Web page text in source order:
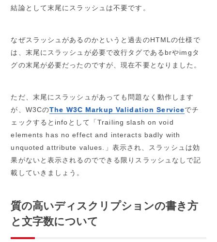
結論として末尾にスラッシュは不要です。
なぜスラッシュがあるのかというと過去のHTMLの仕様で
は、末尾にスラッシュが必要で改行タグであるbrやimgタ
グの末尾が必要だったのですが、現在不要となりました。
ただ、末尾にスラッシュがあっても問題なく動作します
が、W3CのThe W3C Markup Validation Serviceでチ
ェックするとinfoとして「Trailing slash on void
elements has no effect and interacts badly with
unquoted attribute values.」表示され、スラッシュは効
果がないと表示されるのでできる限りスラッシュなしで記
載していきましょう。
質の高いディスクリプションの書き方
と文字数について